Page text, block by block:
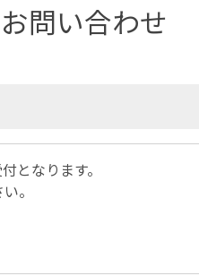
問い合わせ
となります。
。